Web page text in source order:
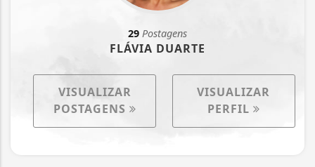
29 Postagens
FLÁVIA DUARTE
VISUALIZAR
POSTAGENS
VISUALIZAR
PERFIL